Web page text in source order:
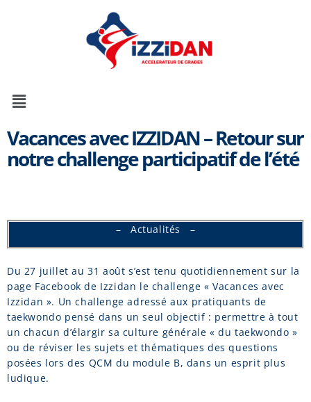
Vacances avec IZZIDAN – Retour sur
notre challenge participatif de l’été
– Actualités –
Du 27 juillet au 31 août s’est tenu quotidiennement sur la
page Facebook de Izzidan le challenge « Vacances avec
Izzidan ». Un challenge adressé aux pratiquants de
taekwondo pensé dans un seul objectif : permettre à tout
un chacun d’élargir sa culture générale « du taekwondo »
ou de réviser les sujets et thématiques des questions
posées lors des QCM du module B, dans un esprit plus
ludique.